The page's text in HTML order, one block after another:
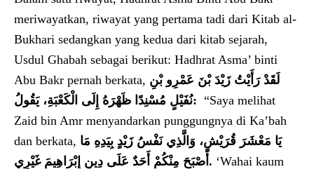
meriwayatkan, riwayat yang pertama tadi dari Kitab al-
Bukhari sedangkan yang kedua dari kitab sejarah,
Usdul Ghabah sebagai berikut: Hadhrat Asma’ binti
Abu Bakr pernah berkata, لَقَدْ رَأَيْتُ زَيْدَ بْنَ عَمْرِو بْنِ
نُفَيْلٍ مُسْنِدًا ظَهْرَهُ إِلَى الْكَعْبَةِ، يَقُولُ: “Saya melihat
Zaid bin Amr menyandarkan punggungnya di Ka’bah
dan berkata, يَا مَعْشَرَ قُرَيْشٍ، وَالَّذِي نَفْسُ زَيْدٍ بِيَدِهِ مَا
أَصْبَحَ مِنْكُمْ أَحَدٌ عَلَى دِينِ إِبْرَاهِيمَ غَيْرِي. ‘Wahai kaum